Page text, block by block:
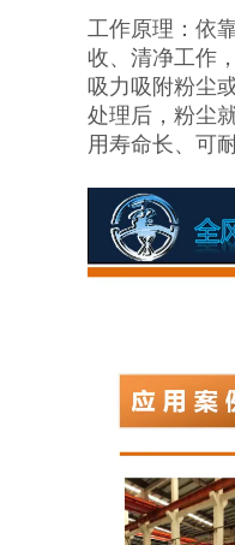
工作原理：依
收、清净工作
吸力吸附粉尘
处理后，粉尘
用寿命长、可